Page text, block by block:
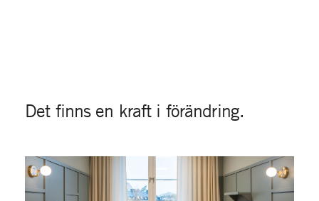
Det finns en kraft i förändring.